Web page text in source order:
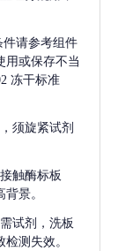
请参考组件
用或保存不当
冻干标准
须旋紧试剂
触酶标板
景。
试剂，洗板
测失效。